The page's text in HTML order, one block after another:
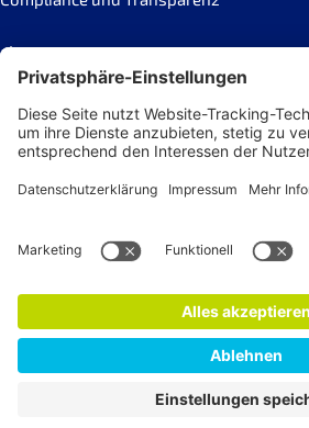
Missbrauch melden
Social Links
Newsletter
Jetzt anmelden!